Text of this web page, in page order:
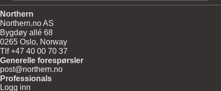
Northern
Northern.no AS
Bygdøy allé 68
0265 Oslo, Norway
Tlf +47 40 00 70 37
Generelle forespørsler
post@northern.no
Professionals
Logg inn